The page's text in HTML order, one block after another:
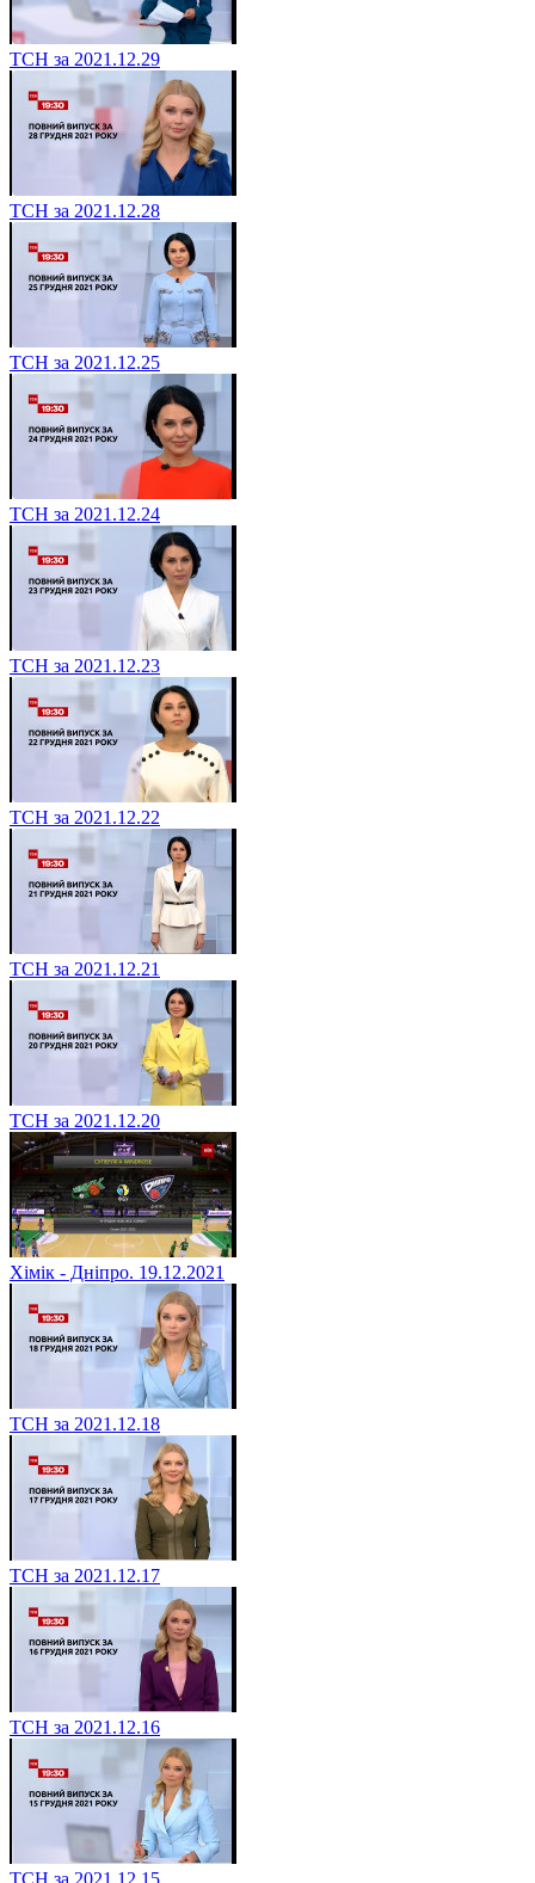
ТСН за 2021.12.29
ТСН за 2021.12.28
ТСН за 2021.12.25
ТСН за 2021.12.24
ТСН за 2021.12.23
ТСН за 2021.12.22
ТСН за 2021.12.21
ТСН за 2021.12.20
Хімік - Дніпро. 19.12.2021
ТСН за 2021.12.18
ТСН за 2021.12.17
ТСН за 2021.12.16
ТСН за 2021.12.15